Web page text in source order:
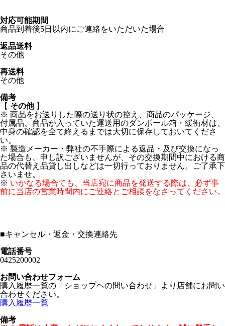
対応可能期間
商品到着後5日以内にご連絡をいただいた場合
返品送料
その他
再送料
その他
備考
【 その他】
※ 商品をお送りした際の送り状の控え、商品のパッケージ、
付属品、商品が入っていた運送用のダンボール箱・緩衝材は、
中身の確認を全て終えるまでは大切に保存しておいてくださ
い。
※ 製造メーカー・弊社の不手際による返品・及び交換になっ
た場合も、申し訳ございませんが、その交換期間中における商
品の代替え品貸し出しなどは一切行っておりません。ご了承下
さいませ。
※ いかなる場合でも、当店宛に商品を発送する際は、必ず事
前に当店の営業時間内にご連絡とご相談をなさってください。
■キャンセル・返金・交換連絡先
電話番号
0425200002
お問い合わせフォーム
購入履歴一覧の「ショップヘの問い合わせ」より店舗にお問い
合わせください。
購入履歴一覧
備考